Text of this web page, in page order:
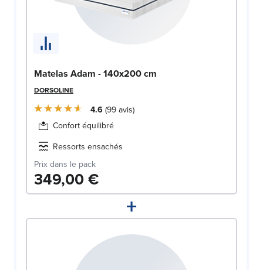
Matelas Adam - 140x200 cm
DORSOLINE
4.6 99 avis
Confort équilibré
Ressorts ensachés
Prix dans le pack
349,00 €
+